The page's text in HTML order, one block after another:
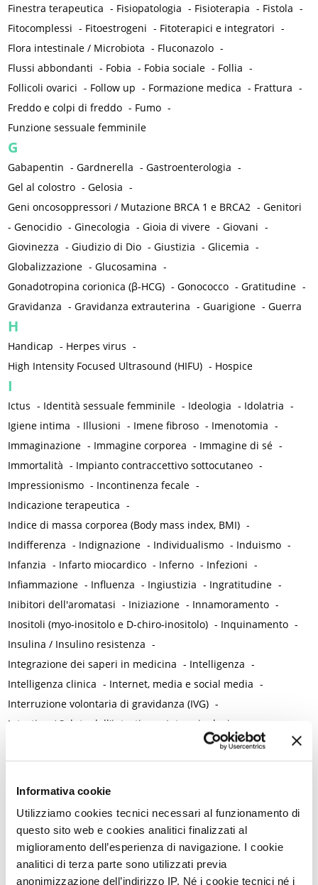
Informativa cookie
Utilizziamo cookies tecnici necessari al funzionamento di
questo sito web e cookies analitici finalizzati al
miglioramento dell’esperienza di navigazione. I cookie
analitici di terza parte sono utilizzati previa
anonimizzazione dell’indirizzo IP. Né i cookie tecnici né i
Finestra terapeutica - Fisiopatologia - Fisioterapia - Fistola -
Fitocomplessi - Fitoestrogeni - Fitoterapici e integratori -
Flora intestinale / Microbiota - Fluconazolo -
Flussi abbondanti - Fobia - Fobia sociale - Follia -
Follicoli ovarici - Follow up - Formazione medica - Frattura -
Freddo e colpi di freddo - Fumo -
Funzione sessuale femminile
G
Gabapentin -Gardnerella -Gastroenterologia -
Gel al colostro -Gelosia -
Geni oncosoppressori / Mutazione BRCA 1 e BRCA2 -Genitori
-Genocidio -Ginecologia -Gioia di vivere -Giovani -
Giovinezza -Giudizio di Dio -Giustizia -Glicemia -
Globalizzazione -Glucosamina -
Gonadotropina corionica (β-HCG) -Gonococco -Gratitudine -
Gravidanza -Gravidanza extrauterina -Guarigione -Guerra
H
Handicap - Herpes virus -
High Intensity Focused Ultrasound (HIFU) - Hospice
I
Ictus - Identità sessuale femminile - Ideologia - Idolatria -
Igiene intima - Illusioni - Imene fibroso - Imenotomia -
Immaginazione - Immagine corporea - Immagine di sé -
Immortalità - Impianto contraccettivo sottocutaneo -
Impressionismo - Incontinenza fecale -
Indicazione terapeutica -
Indice di massa corporea (Body mass index, BMI) -
Indifferenza - Indignazione - Individualismo - Induismo -
Infanzia - Infarto miocardico - Inferno - Infezioni -
Infiammazione - Influenza - Ingiustizia - Ingratitudine -
Inibitori dell'aromatasi - Iniziazione - Innamoramento -
Inositoli (myo-inositolo e D-chiro-inositolo) - Inquinamento -
Insulina / Insulino resistenza -
Integrazione dei saperi in medicina - Intelligenza -
Intelligenza clinica - Internet, media e social media -
Interruzione volontaria di gravidanza (IVG) -
Intestino / Salute dell'intestino
Intracrinologia
Invidia -Iodio -
Iperalgesia -Iperandrogenismo funzionale -
Ipertricosi e irsutismo
Ipotalamo - Irisina
Ischemia miocardica -Isotretinoina -Isterectomia -
Isteroscopia